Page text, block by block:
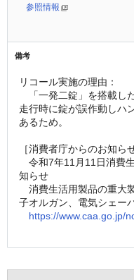
参照情報
備考
リコール実施の理由：
「一発二錠」を搭載し
走行時に錠が誤作動しハ
あるため。
［消費者庁からのお知らせ
令和7年11月11日消費
知らせ
消費生活用製品の重大
子オルガン、電気シェー
https://www.caa.go.jp/